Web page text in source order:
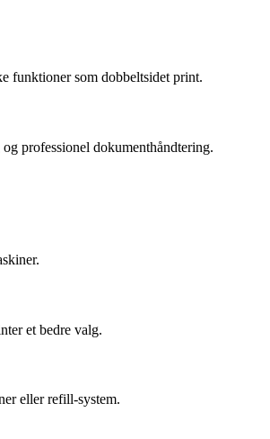
funktioner som dobbeltsidet print.
professionel dokumenthåndtering.
et bedre valg.
eller refill-system.